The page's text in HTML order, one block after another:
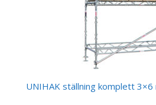
UNIHAK ställning komplett